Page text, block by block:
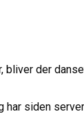
der
siden